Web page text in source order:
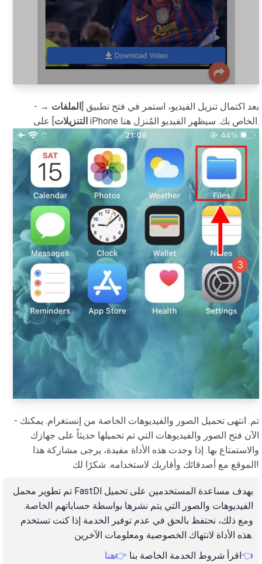
- بعد اكتمال تنزيل الفيديو، استمر في فتح تطبيق [الملفات →
التنزيلات
] على iPhone الخاص بك. سيظهر الفيديو المُنزل هنا.
- تم. انتهى تحميل الصور والفيديوهات الخاصة من إنستغرام. يمكنك
الآن فتح الصور والفيديوهات التي تم تحميلها حديثاً على جهازك
والاستمتاع بها. إذا وجدت هذه الأداة مفيدة، يرجى مشاركة هذا
الموقع مع أصدقائك وأقاربك لاستخدامه. شكرًا لك!
تم تطوير محمل FastDl بهدف مساعدة المستخدمين على تحميل
الفيديوهات والصور التي يتم نشرها بواسطة حساباتهم الخاصة.
ومع ذلك، نحتفظ بالحق في عدم توفير الخدمة إذا كنت تستخدم
هذه الأداة لانتهاك الخصوصية ومعلومات الآخرين.
اقرأ شروط الخدمة الخاصة بنا👉هنا👈